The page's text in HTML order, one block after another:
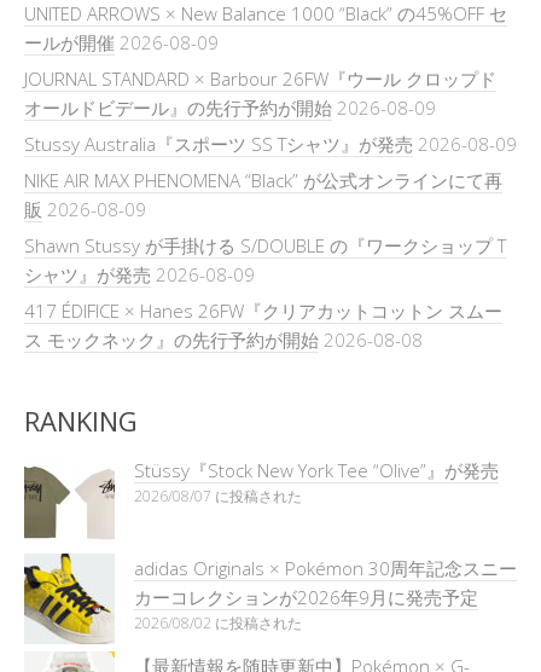
UNITED ARROWS × New Balance 1000 “Black” の45%OFF セ
ールが開催 2026-08-09
JOURNAL STANDARD × Barbour 26FW『ウール クロップド
オールドビデール』の先行予約が開始 2026-08-09
Stussy Australia『スポーツ SS Tシャツ』が発売 2026-08-09
NIKE AIR MAX PHENOMENA “Black” が公式オンラインにて再
販 2026-08-09
Shawn Stussy が手掛ける S/DOUBLE の『ワークショップ T
シャツ』が発売 2026-08-09
417 ÉDIFICE × Hanes 26FW『クリアカットコットン スムー
ス モックネック』の先行予約が開始 2026-08-08
RANKING
Stüssy『Stock New York Tee “Olive”』が発売
2026/08/07 に投稿された
adidas Originals × Pokémon 30周年記念スニー
カーコレクションが2026年9月に発売予定
2026/08/02 に投稿された
【最新情報を随時更新中】Pokémon × G-